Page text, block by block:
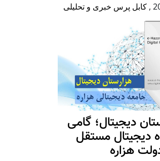
, کابل پرس خبری و تحلیلی
دیجیتال؛ گامی
دیجیتال مستقل
هزاره